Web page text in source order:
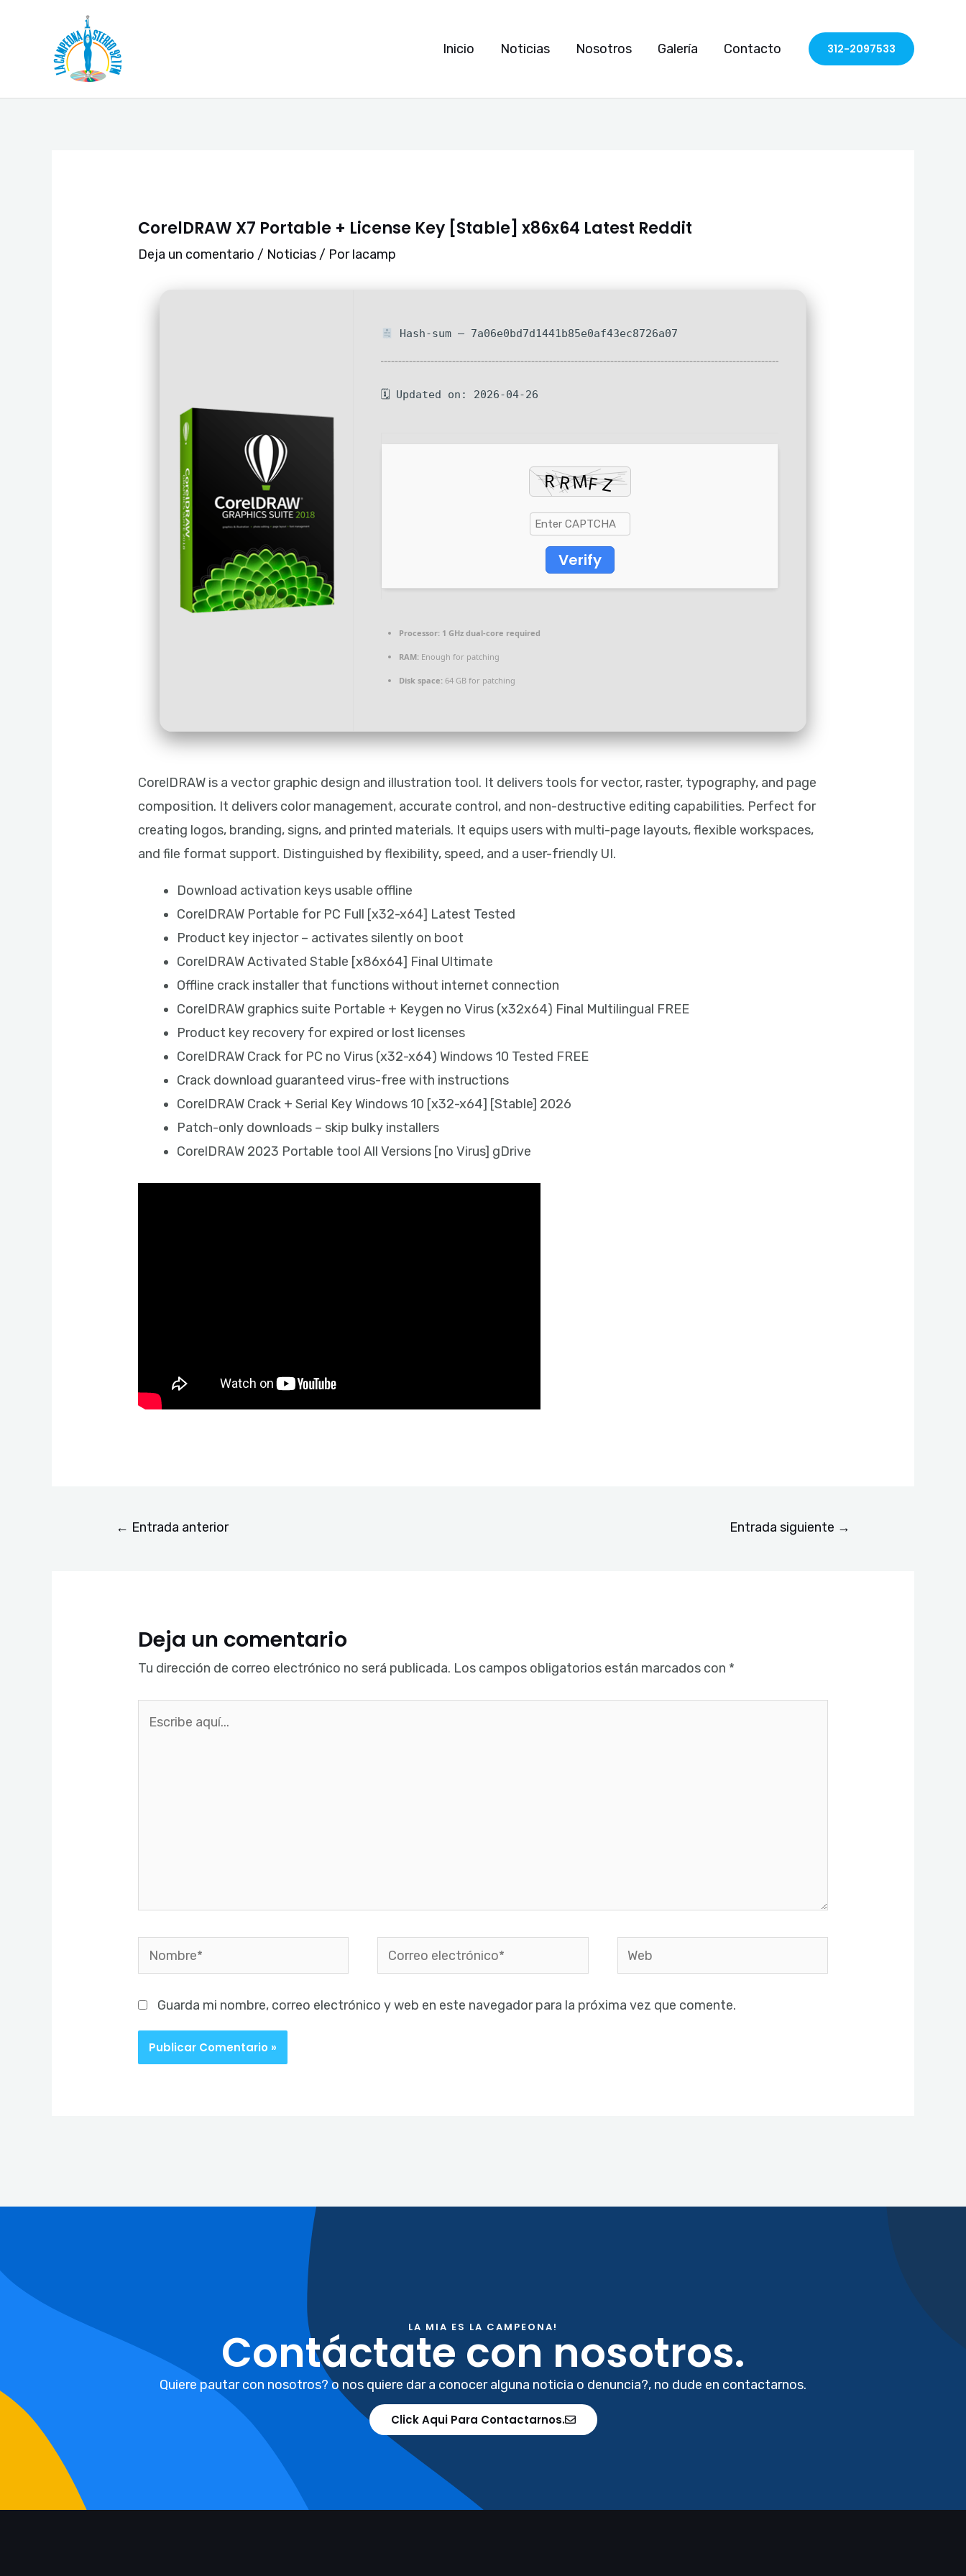
contenido
Inicio Noticias Nosotros Galería Contacto 312-2097533
CorelDRAW X7 Portable + License Key [Stable] x86x64 Latest Reddit
Deja un comentario / Noticias / Porlacamp
Hash-sum — 7a06e0bd7d1441b85e0af43ec8726a07
🗓 Updated on: 2026-04-26
Verify
Processor: 1 GHz dual-core required
RAM: Enough for patching
Disk space: 64 GB for patching
CorelDRAW is a vector graphic design and illustration tool. It delivers tools for vector, raster, typography, and page
composition. It delivers color management, accurate control, and non-destructive editing capabilities. Perfect for
creating logos, branding, signs, and printed materials. It equips users with multi-page layouts, flexible workspaces,
and file format support. Distinguished by flexibility, speed, and a user-friendly UI.
Download activation keys usable offline
CorelDRAW Portable for PC Full [x32-x64] Latest Tested
Product key injector – activates silently on boot
CorelDRAW Activated Stable [x86x64] Final Ultimate
Offline crack installer that functions without internet connection
CorelDRAW graphics suite Portable + Keygen no Virus (x32x64) Final Multilingual FREE
Product key recovery for expired or lost licenses
CorelDRAW Crack for PC no Virus (x32-x64) Windows 10 Tested FREE
Crack download guaranteed virus-free with instructions
CorelDRAW Crack + Serial Key Windows 10 [x32-x64] [Stable] 2026
Patch-only downloads – skip bulky installers
CorelDRAW 2023 Portable tool All Versions [no Virus] gDrive
de
entradas
← Entrada anterior Entrada siguiente →
Deja un comentario
Tu dirección de correo electrónico no será publicada. Los campos obligatorios están marcados con *
Nombre*
Correo
electrónico*
Web
Guarda mi nombre, correo electrónico y web en este navegador para la próxima vez que comente.
LA MIA ES LA CAMPEONA!
Contáctate con nosotros.
Quiere pautar con nosotros? o nos quiere dar a conocer alguna noticia o denuncia?, no dude en contactarnos.
Click Aqui Para Contactarnos.